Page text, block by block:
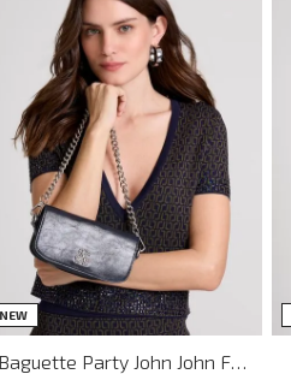
NEW UN
Baguette Party John John Feminina